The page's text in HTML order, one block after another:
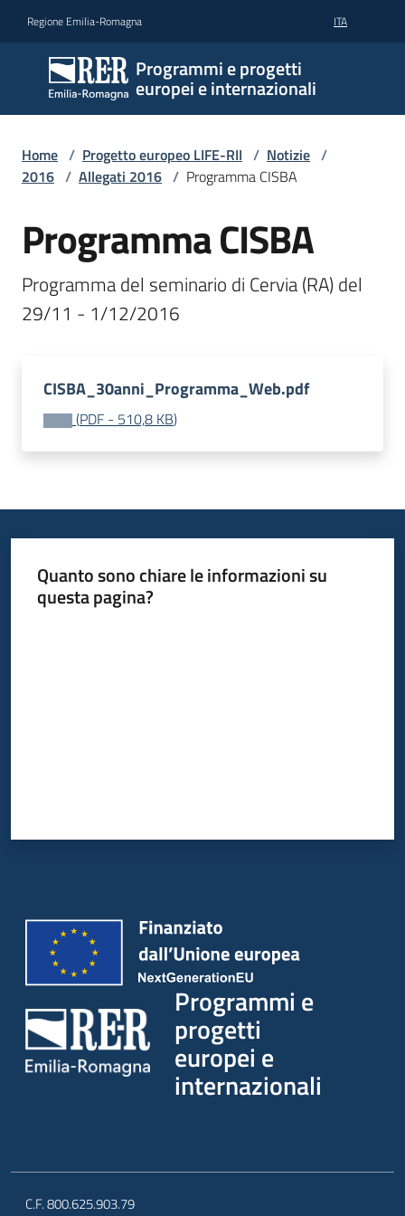
Regione Emilia-Romagna ITA
Programmi e progetti
europei e internazionali
Home / Progetto europeo LIFE-RII / Notizie /
2016 / Allegati 2016 / Programma CISBA
Programma CISBA
Programma del seminario di Cervia (RA) del
29/11 - 1/12/2016
CISBA_30anni_Programma_Web.pdf
(PDF - 510,8 KB)
Quanto sono chiare le informazioni su
questa pagina?
Programmi e
progetti
europei e
internazionali
C.F. 800.625.903.79